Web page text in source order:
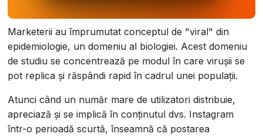
Marketerii au împrumutat conceptul de "viral" din
epidemiologie, un domeniu al biologiei. Acest domeniu
de studiu se concentrează pe modul în care virușii se
pot replica și răspândi rapid în cadrul unei populații.
Atunci când un număr mare de utilizatori distribuie,
apreciază și se implică în conținutul dvs. Instagram
într-o perioadă scurtă, înseamnă că postarea